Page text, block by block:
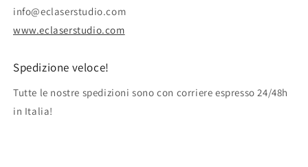
info@eclaserstudio.com
www.eclaserstudio.com
Spedizione veloce!
Tutte le nostre spedizioni sono con corriere espresso 24/48h
in Italia!